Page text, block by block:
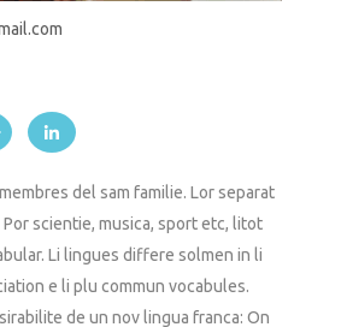
del sam familie. Lor separat
scientie, musica, sport etc, litot
Li lingues differe solmen in li
e li plu commun vocabules.
de un nov lingua franca: On